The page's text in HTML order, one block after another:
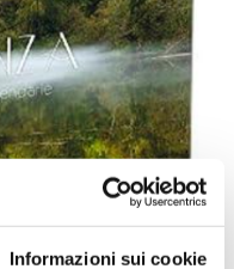
Informazioni sui cookie